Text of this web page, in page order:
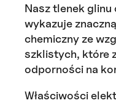
Nasz tlenek
wykazuje
chemiczny ze
szklistych, które
odporności na
Właściwości